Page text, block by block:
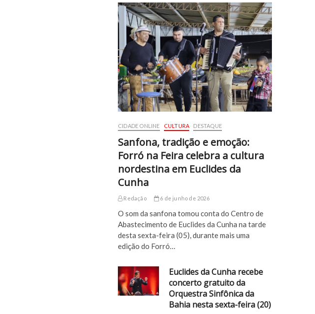
CIDADE ONLINE CULTURA DESTAQUE
Sanfona, tradição e emoção:
Forró na Feira celebra a cultura
nordestina em Euclides da
Cunha
Redação 6 de junho de 2026
O som da sanfona tomou conta do Centro de
Abastecimento de Euclides da Cunha na tarde
desta sexta-feira (05), durante mais uma
edição do Forró…
Euclides da Cunha recebe
concerto gratuito da
Orquestra Sinfônica da
Bahia nesta sexta-feira (20)